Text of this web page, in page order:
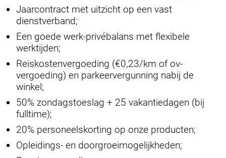
Jaarcontract met uitzicht op een vast
dienstverband;
Een goede werk-privébalans met flexibele
werktijden;
Reiskostenvergoeding (€0,23/km of ov-
vergoeding) en parkeervergunning nabij de
winkel;
50% zondagstoeslag + 25 vakantiedagen (bij
fulltime);
20% personeelskorting op onze producten;
Opleidings- en doorgroeimogelijkheden;